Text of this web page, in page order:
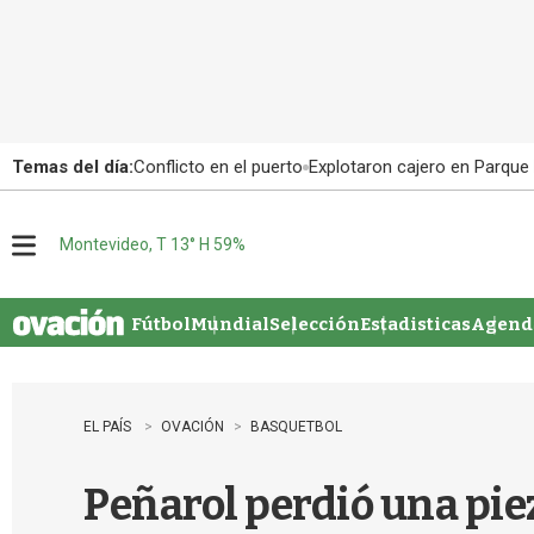
Temas del día:Conflicto en el puerto Explotaron cajero en
u
Montevideo, T 13° H 59%
FútbolMundialSelecciónEstadisticas
EL PAÍS OVACIÓN BASQUETBOL
Peñarol perdió una